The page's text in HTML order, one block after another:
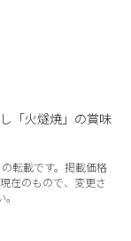
「火燧焼」の賞味
転載です。掲載価格
在のもので、変更さ